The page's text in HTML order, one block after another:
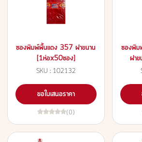
ซองพิมพ์พื้นแดง 357 ฝาขนาน
[1ห่อx50ซอง]
SKU : 102132
ขอใบเสนอราคา
(0)
ซองพิ
ฝา